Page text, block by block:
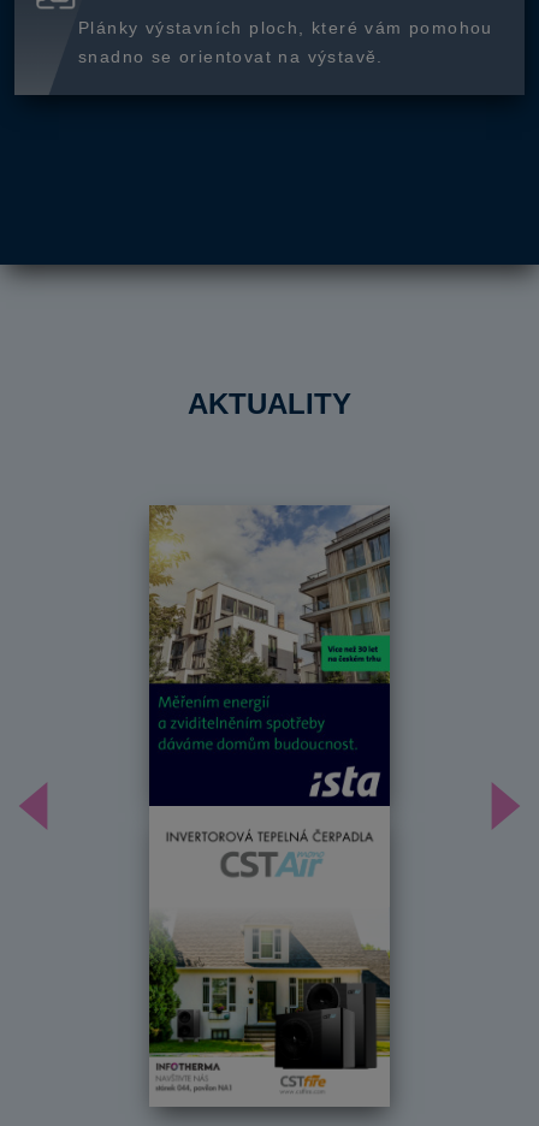
Plánky výstavních ploch, které vám pomohou
snadno se orientovat na výstavě.
AKTUALITY
Předchozí